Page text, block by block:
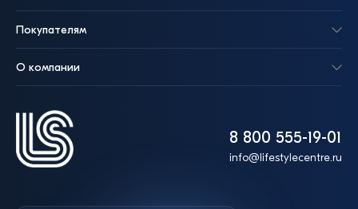
8 800 555-19-01
info@lifestylecentre.ru
Покупателям
О компании